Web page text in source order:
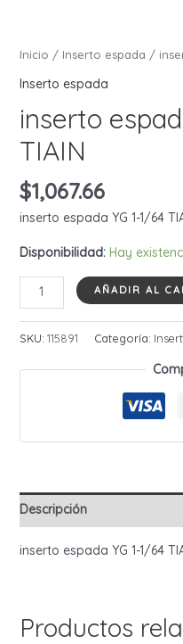
Inicio / Inserto espada /
Inserto espada
inserto
TIAIN
$1,067.66
inserto espada YG 1-1/64
Disponibilidad: Hay
inserto
espada
YG
1/64
AÑADIR AL
SKU: 115891 Categoría:
Descripción
inserto espada YG 1-1/64
Productos